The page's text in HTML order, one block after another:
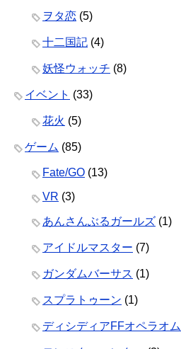
ヲタ恋 (5)
十二国記 (4)
妖怪ウォッチ (8)
イベント (33)
花火 (5)
ゲーム (85)
Fate/GO (13)
VR (3)
あんさんぶるガールズ (1)
アイドルマスター (7)
ガンダムバーサス (1)
スプラトゥーン (1)
ディシディアFFオペラオ